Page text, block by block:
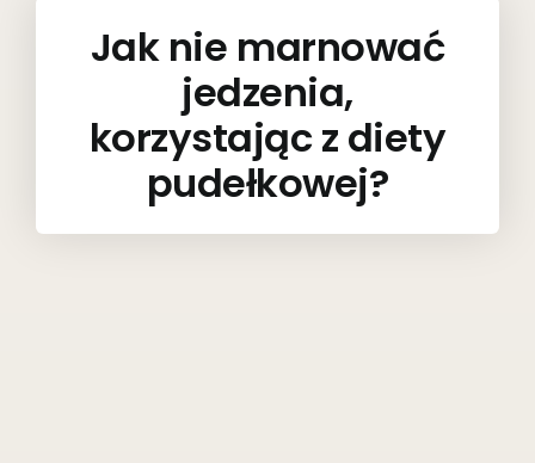
Jak nie marnować
jedzenia,
korzystając z diety
pudełkowej?